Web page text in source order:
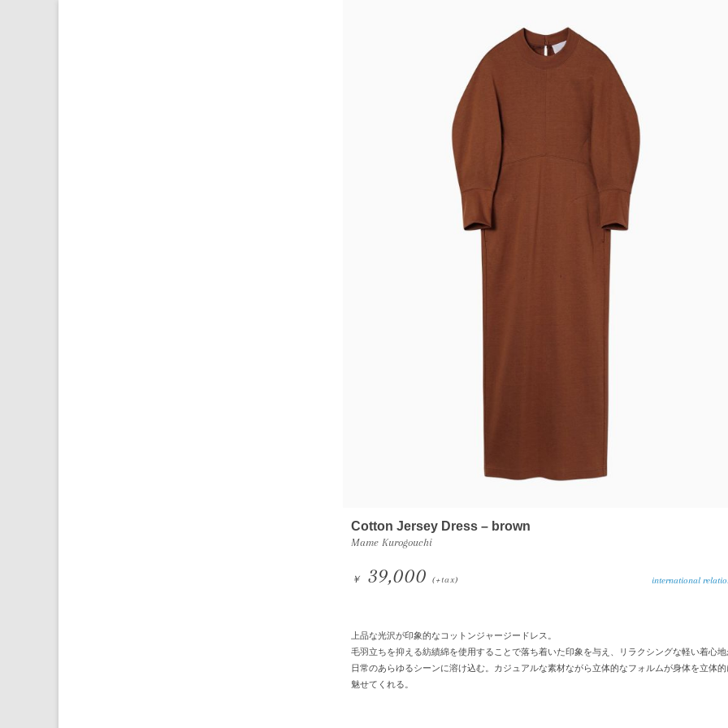
Cotton Jersey Dress – brown
Mame Kurogouchi
￥ 39,000(+tax) international
上品な光沢が印象的なコットンジャージードレス。
毛羽立ちを抑える紡績綿を使用することで落ち着いた印象を与え、リラクシングな軽い着心地
日常のあらゆるシーンに溶け込む。カジュアルな素材ながら立体的なフォルムが身体を立体的
魅せてくれる。